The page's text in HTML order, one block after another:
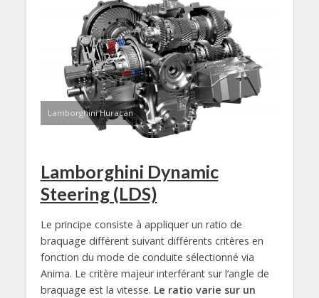
Lamborghini Huracan
Lamborghini Dynamic
Steering (LDS)
Le principe consiste à appliquer un ratio de
braquage différent suivant différents critères en
fonction du mode de conduite sélectionné via
Anima. Le critère majeur interférant sur l’angle de
braquage est la vitesse. Le ratio varie sur un